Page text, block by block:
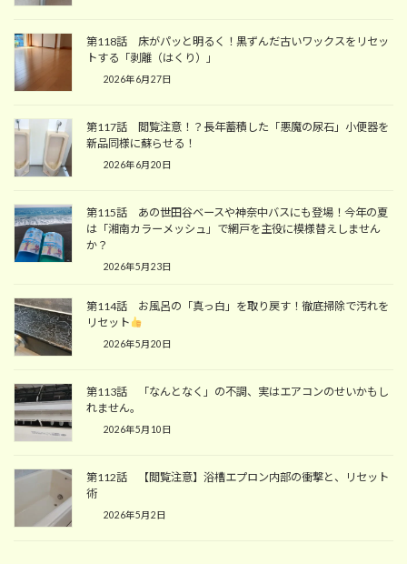
第118話 床がパッと明るく！黒ずんだ古いワックスをリセッ
トする「剥離（はくり）」
2026年6月27日
第117話 閲覧注意！？長年蓄積した「悪魔の尿石」小便器を
新品同様に蘇らせる！
2026年6月20日
第115話 あの世田谷ベースや神奈中バスにも登場！今年の夏
は「湘南カラーメッシュ」で網戸を主役に模様替えしません
か？
2026年5月23日
第114話 お風呂の「真っ白」を取り戻す！徹底掃除で汚れを
リセット
2026年5月20日
第113話 「なんとなく」の不調、実はエアコンのせいかもし
れません。
2026年5月10日
第112話 【閲覧注意】浴槽エプロン内部の衝撃と、リセット
術
2026年5月2日